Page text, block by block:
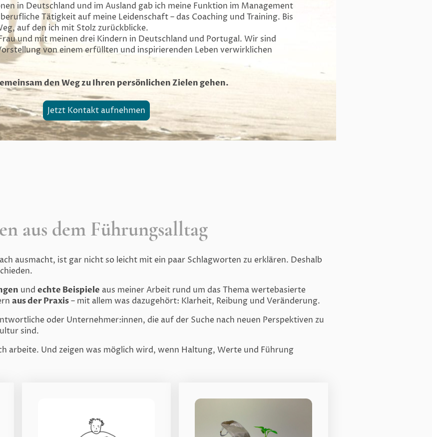
in Deutschland und im Ausland gab ich meine Funktion im Management
Tätigkeit auf meine Leidenschaft – das Coaching und Training. Bis
auf den ich mit Stolz zurückblicke.
und mit meinen drei Kindern in Deutschland und Portugal. Wir sind
von einem erfüllten und inspirierenden Leben verwirklichen
den Weg zu Ihren persönlichen Zielen gehen.
Jetzt Kontakt aufnehmen
aus dem Führungsalltag
ausmacht, ist gar nicht so leicht mit ein paar Schlagworten zu erklären. Deshalb
und echte Beispiele aus meiner Arbeit rund um das Thema wertebasierte
aus der Praxis– mit allem was dazugehört: Klarheit, Reibung und Veränderung.
oder Unternehmer:innen, die auf der Suche nach neuen Perspektiven zu
sind.
arbeite. Und zeigen was möglich wird, wenn Haltung, Werte und Führung